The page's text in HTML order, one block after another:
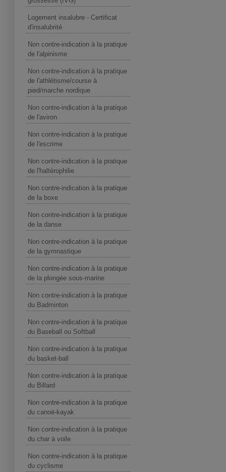
Logement insalubre - Certificat
d'insalubrité
Non contre-indication à la pratique
de l'alpinisme
Non contre-indication à la pratique
de l'athlétisme/course à
pied/marche nordique
Non contre-indication à la pratique
de l'aviron
Non contre-indication à la pratique
de l'escrime
Non contre-indication à la pratique
de l'haltérophilie
Non contre-indication à la pratique
de la boxe
Non contre-indication à la pratique
de la danse
Non contre-indication à la pratique
de la gymnastique
Non contre-indication à la pratique
de la plongée sous-marine
Non contre-indication à la pratique
du Badminton
Non contre-indication à la pratique
du Baseball ou Softball
Non contre-indication à la pratique
du basket-ball
Non contre-indication à la pratique
du Billard
Non contre-indication à la pratique
du canoë-kayak
Non contre-indication à la pratique
du char à voile
Non contre-indication à la pratique
du cyclisme